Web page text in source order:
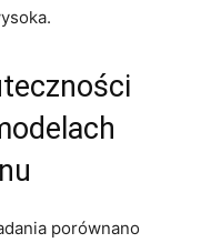
porównano